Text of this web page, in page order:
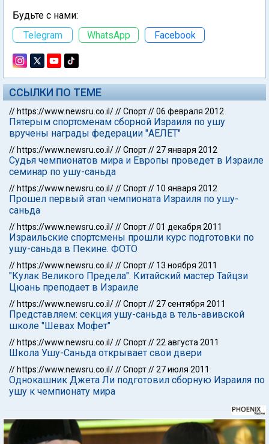
Будьте с нами:
Telegram
WhatsApp Facebook
ССЫЛКИ ПО ТЕМЕ
// https://www.newsru.co.il///Спорт//06 февраля 2012
Пятерым спортсменам сборной Израиля по ушу
вручены награды федерации "АЕЛЕТ"
// https://www.newsru.co.il///Спорт//27 января 2012
Судья чемпионатов мира и Европы проведет в Израиле
семинар по ушу-саньда
// https://www.newsru.co.il///Спорт// 10 января 2012
Прошел первый этап чемпионата Израиля по ушу-
саньда
// https://www.newsru.co.il///Спорт//01 декабря 2011
Израильские спортсмены прошли курс подготовки по
ушу-саньда в Пекине. ФОТО
// https://www.newsru.co.il///Спорт// 13 ноября 2011
"Кулак Великого Предела". Китайский мастер Тайцзи
Цюань преподает в Израиле
// https://www.newsru.co.il///Спорт//27 сентября 2011
Представляем: секция ушу-саньда в тель-авивской
школе "Шевах Мофет"
// https://www.newsru.co.il///Спорт//22 августа 2011
Школа Ушу-Саньда открывает свои двери
// https://www.newsru.co.il///Спорт//27 июля 2011
Однокашник Джета Ли подготовил сборную Израиля по
ушу к чемпионату мира